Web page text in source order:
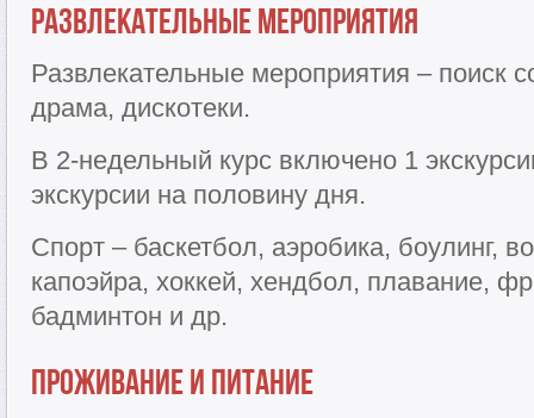
Развлекательные мероприятия
Развлекательные мероприятия – поиск
драма, дискотеки.
В 2-недельный курс включено 1
экскурсии на половину дня.
Спорт – баскетбол, аэробика, боулинг,
капоэйра, хоккей, хендбол, плавание,
бадминтон и др.
Проживание и питание